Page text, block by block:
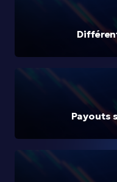
Payouts